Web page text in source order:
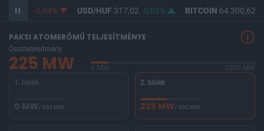
365,28 -0,04% USD/HUF317,02 0,02% BITCOIN64 300,62
PAKSI ATOMERŐMŰ TELJESÍTMÉNYE
Összteljesítmény
225 MW 0 MW
2000 MW
1. blokk
0 MW/ 500 MW
2. blokk
225 MW/ 500 MW